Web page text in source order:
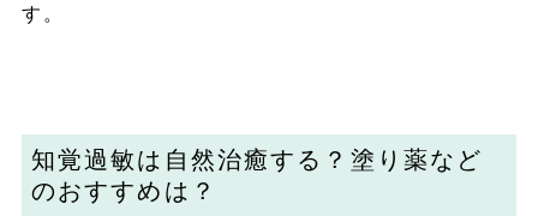
す。
知覚過敏は自然治癒する？塗り薬など
のおすすめは？